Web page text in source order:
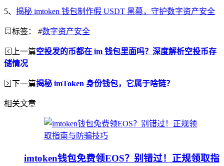
5、 揭秘 imtoken 钱包制作假 USDT 黑幕，守护数字资产安全
标签： #数字资产安全
上一篇空投发的币都在 im 钱包里面吗？深度解析空投币存
储情况
下一篇揭秘 imToken 身份钱包，它属于啥链？
相关文章
imtoken钱包免费领EOS？别错过！正规领取指